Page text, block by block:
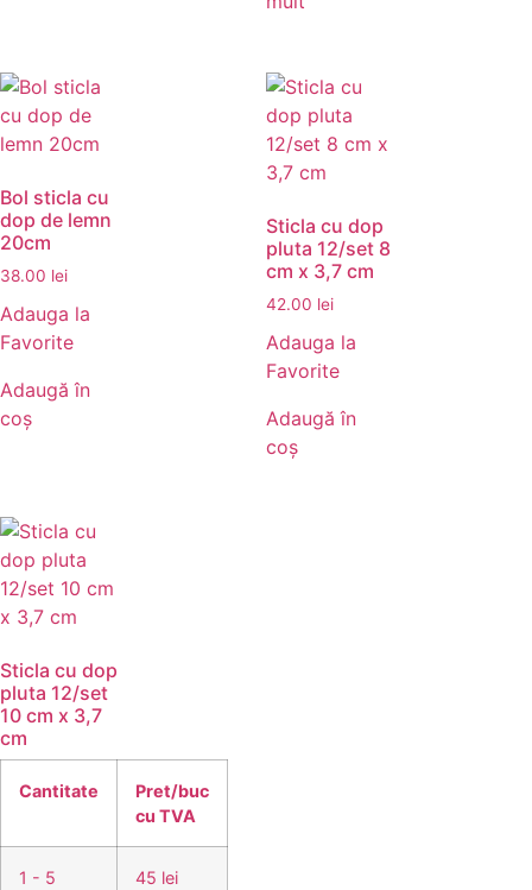
Bol sticla cu
dop de lemn
20cm
38.00 lei
Adauga la
Favorite
Adaugă în
coș
Sticla cu dop
pluta 12/set 8
cm x 3,7 cm
42.00 lei
Adauga la
Favorite
Adaugă în
coș
Sticla cu dop
pluta 12/set
10 cm x 3,7
cm
Cantitate
Pret/buc
cu TVA
1 - 5 45 lei